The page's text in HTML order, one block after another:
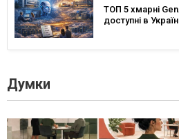
ТОП 5 хмарні
доступні в
Думки